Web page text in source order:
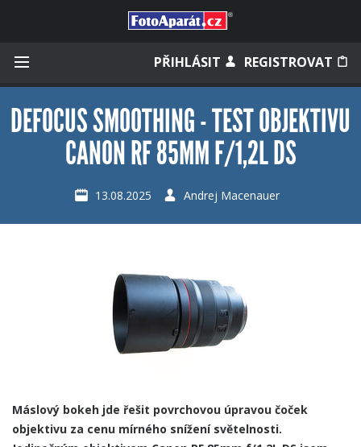
PŘIHLÁSIT REGISTROVAT
Zapamatovat
DEFOCUS SMOOTHING - TEST OBJEKTIVU
CANON RF 85MM F/1,2L DS
13.08.2025 Andrej Macenauer
Máslový bokeh jde řešit povrchovou úpravou čoček
objektivu za cenu mírného snížení světelnosti.